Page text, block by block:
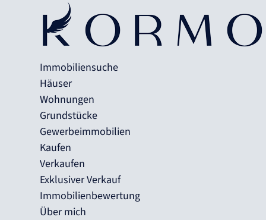
Immobiliensuche
Häuser
Wohnungen
Grundstücke
Gewerbeimmobilien
Kaufen
Verkaufen
Exklusiver Verkauf
Immobilienbewertung
Über mich